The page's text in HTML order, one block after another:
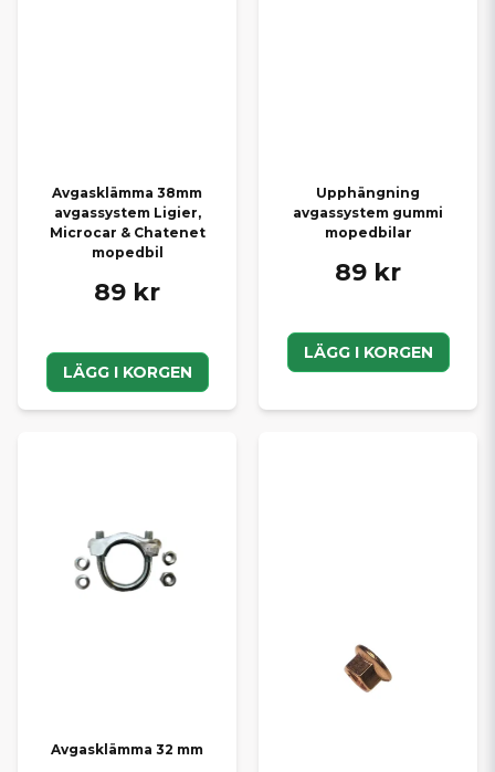
Avgasklämma 38mm
avgassystem Ligier,
Microcar & Chatenet
mopedbil
89 kr
LÄGG I KORGEN
Upphängning
avgassystem gummi
mopedbilar
89 kr
LÄGG I KORGEN
Avgasklämma 32 mm